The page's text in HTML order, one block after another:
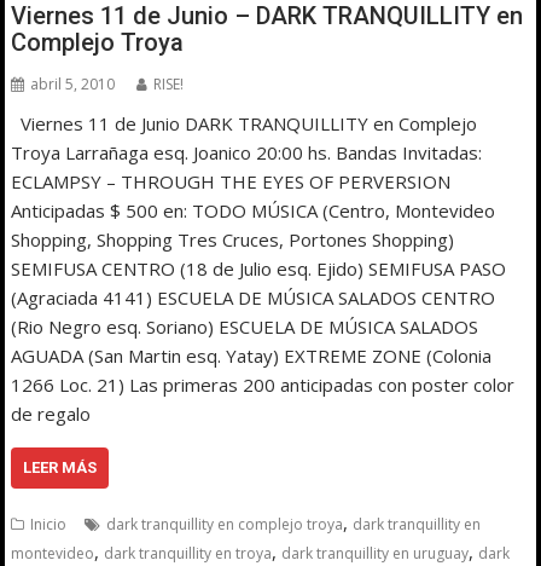
Viernes 11 de Junio – DARK TRANQUILLITY en
Complejo Troya
abril 5, 2010 RISE!
Viernes 11 de Junio DARK TRANQUILLITY en Complejo
Troya Larrañaga esq. Joanico 20:00 hs. Bandas Invitadas:
ECLAMPSY – THROUGH THE EYES OF PERVERSION
Anticipadas $ 500 en: TODO MÚSICA (Centro, Montevideo
Shopping, Shopping Tres Cruces, Portones Shopping)
SEMIFUSA CENTRO (18 de Julio esq. Ejido) SEMIFUSA PASO
(Agraciada 4141) ESCUELA DE MÚSICA SALADOS CENTRO
(Rio Negro esq. Soriano) ESCUELA DE MÚSICA SALADOS
AGUADA (San Martin esq. Yatay) EXTREME ZONE (Colonia
1266 Loc. 21) Las primeras 200 anticipadas con poster color
de regalo
LEER MÁS
Inicio dark tranquillity en complejo troya, dark tranquillity en
montevideo, dark tranquillity en troya, dark tranquillity en uruguay, dark